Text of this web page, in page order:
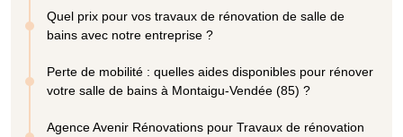
Quel prix pour vos travaux de rénovation de salle de
bains avec notre entreprise ?
Perte de mobilité : quelles aides disponibles pour rénover
votre salle de bains à Montaigu-Vendée (85) ?
Agence Avenir Rénovations pour Travaux de rénovation